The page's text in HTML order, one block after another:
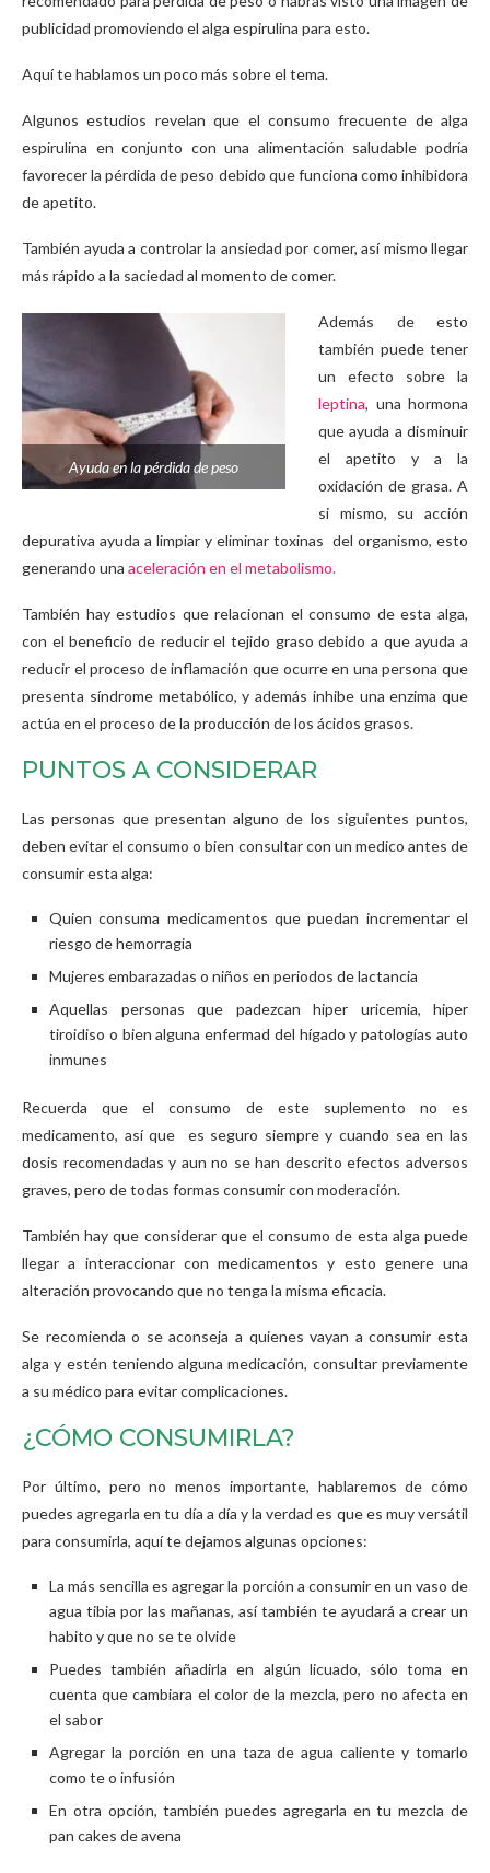
publicidad promoviendo el alga espirulina para esto.
Aquí te hablamos un poco más sobre el tema.
Algunos estudios revelan que el consumo frecuente de alga
espirulina en conjunto con una alimentación saludable podría
favorecer la pérdida de peso debido que funciona como inhibidora
de apetito.
También ayuda a controlar la ansiedad por comer, así mismo llegar
más rápido a la saciedad al momento de comer.
Ayuda en la pérdida de peso
Además de esto
también puede tener
un efecto sobre la
leptina, una hormona
que ayuda a disminuir
el apetito y a la
oxidación de grasa. A
si mismo, su acción
depurativa ayuda a limpiar y eliminar toxinas del organismo, esto
generando una aceleración en el metabolismo.
También hay estudios que relacionan el consumo de esta alga,
con el beneficio de reducir el tejido graso debido a que ayuda a
reducir el proceso de inflamación que ocurre en una persona que
presenta síndrome metabólico, y además inhibe una enzima que
actúa en el proceso de la producción de los ácidos grasos.
PUNTOS A CONSIDERAR
Las personas que presentan alguno de los siguientes puntos,
deben evitar el consumo o bien consultar con un medico antes de
consumir esta alga:
Quien consuma medicamentos que puedan incrementar el
riesgo de hemorragia
Mujeres embarazadas o niños en periodos de lactancia
Aquellas personas que padezcan hiper uricemia, hiper
tiroidiso o bien alguna enfermad del hígado y patologías auto
inmunes
Recuerda que el consumo de este suplemento no es
medicamento, así que es seguro siempre y cuando sea en las
dosis recomendadas y aun no se han descrito efectos adversos
graves, pero de todas formas consumir con moderación.
También hay que considerar que el consumo de esta alga puede
llegar a interaccionar con medicamentos y esto genere una
alteración provocando que no tenga la misma eficacia.
Se recomienda o se aconseja a quienes vayan a consumir esta
alga y estén teniendo alguna medicación, consultar previamente
a su médico para evitar complicaciones.
¿CÓMO CONSUMIRLA?
Por último, pero no menos importante, hablaremos de cómo
puedes agregarla en tu día a día y la verdad es que es muy versátil
para consumirla, aquí te dejamos algunas opciones:
La más sencilla es agregar la porción a consumir en un vaso de
agua tibia por las mañanas, así también te ayudará a crear un
habito y que no se te olvide
Puedes también añadirla en algún licuado, sólo toma en
cuenta que cambiara el color de la mezcla, pero no afecta en
el sabor
Agregar la porción en una taza de agua caliente y tomarlo
como te o infusión
En otra opción, también puedes agregarla en tu mezcla de
pan cakes de avena